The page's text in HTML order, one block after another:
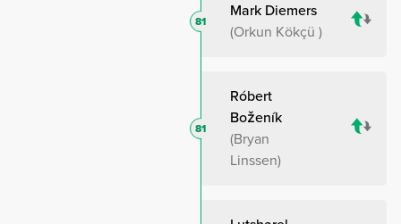
Mark Diemers
Orkun Kökçü
81
Róbert
Boženík
Bryan
Linssen
81